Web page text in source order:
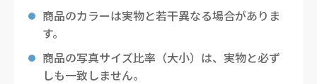
商品のカラーは実物と若干異なる場合がありま
す。
商品の写真サイズ比率（大小）は、実物と必ず
しも一致しません。